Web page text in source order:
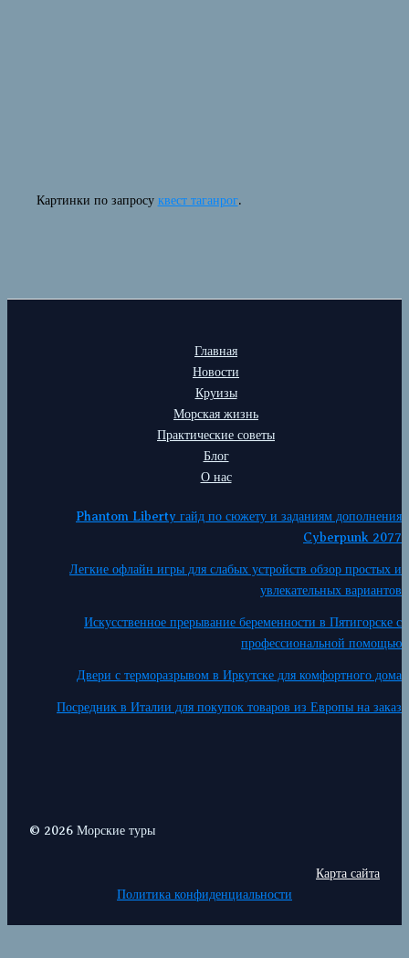
Картинки по запросу квест таганрог.
Главная
Новости
Круизы
Морская жизнь
Практические советы
Блог
О нас
Phantom Liberty гайд по сюжету и заданиям дополнения
Cyberpunk 2077
Легкие офлайн игры для слабых устройств обзор простых и
увлекательных вариантов
Искусственное прерывание беременности в Пятигорске с
профессиональной помощью
Двери с терморазрывом в Иркутске для комфортного дома
Посредник в Италии для покупок товаров из Европы на заказ
© 2026 Морские туры
Карта сайта
Политика конфиденциальности